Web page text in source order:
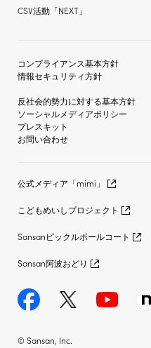
CSV活動「NEXT」
コンプライアンス基本方針
情報セキュリティ方針
反社会的勢力に対する基本方針
ソーシャルメディアポリシー
プレスキット
お問い合わせ
公式メディア「mimi」
こどもめいしプロジェクト
Sansanピックルボールコート
Sansan阿波おどり
© Sansan, Inc.